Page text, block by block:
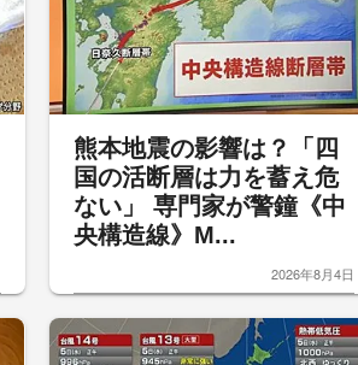
熊本地震の影響は？「四
国の活断層は力を蓄え危
ない」 専門家が警鐘《中
央構造線》M...
2026年8月4日